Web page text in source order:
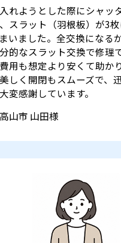
れようとした際にシャッ
スラット（羽根板）が3
いました。全交換になる
的なスラット交換で修理
用も想定より安くて助か
しく開閉もスムーズで、
変感謝しています。
山市 山田様